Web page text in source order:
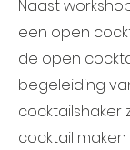
Naast
een open
de open
begeleiding
cocktailshaker
cocktail